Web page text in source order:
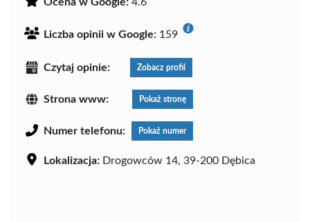
Liczba opinii w Google: 159
Czytaj opinie: Zobacz profil
Strona www: Pokaż stronę
Numer telefonu: Pokaż numer
Lokalizacja: Drogowców 14, 39-200 Dębica